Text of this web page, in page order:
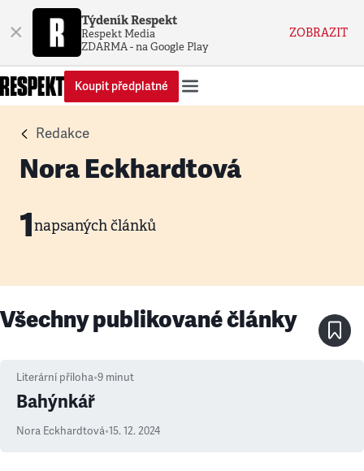
× Týdeník Respekt
Respekt Media
ZDARMA - na Google Play
ZOBRAZIT
Koupit předplatné
Redakce
Nora Eckhardtová
1napsaných článků
Všechny publikované články
Literární příloha•9 minut
Bahýnkář
Nora Eckhardtová•15. 12. 2024